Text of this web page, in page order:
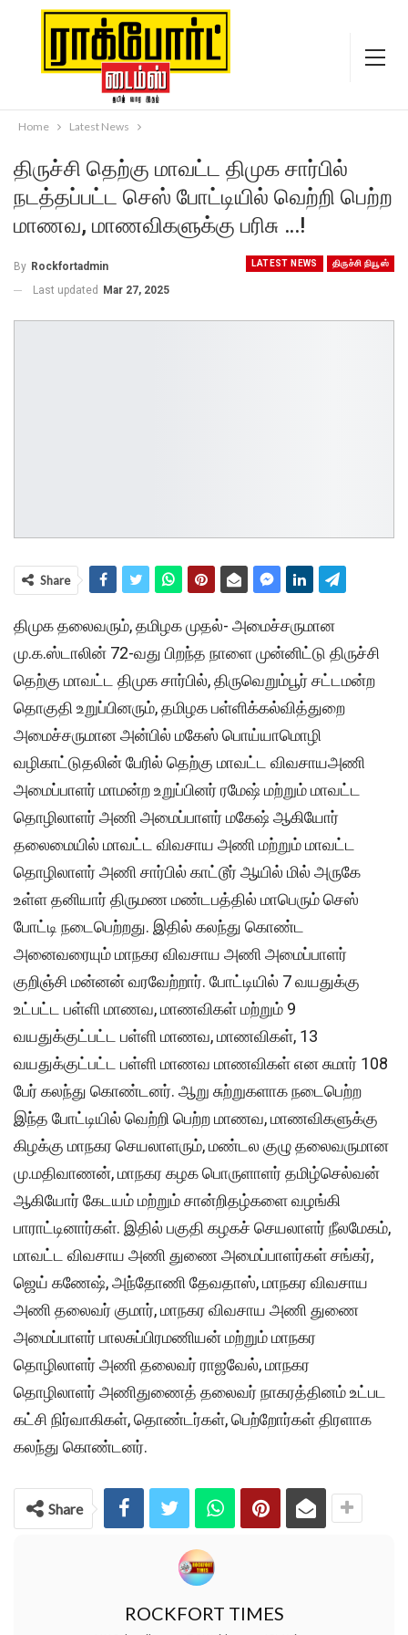
Home Latest News
திருச்சி தெற்கு மாவட்ட திமுக சார்பில்
நடத்தப்பட்ட செஸ் போட்டியில் வெற்றி பெற்ற
மாணவ, மாணவிகளுக்கு பரிசு …!
LATEST NEWS திருச்சி நியூஸ்
By Rockfortadmin
Last updated Mar 27, 2025
Share
திமுக தலைவரும், தமிழக முதல்- அமைச்சருமான
மு.க.ஸ்டாலின் 72-வது பிறந்த நாளை முன்னிட்டு திருச்சி
தெற்கு மாவட்ட திமுக சார்பில், திருவெறும்பூர் சட்டமன்ற
தொகுதி உறுப்பினரும், தமிழக பள்ளிக்கல்வித்துறை
அமைச்சருமான அன்பில் மகேஸ் பொய்யாமொழி
வழிகாட்டுதலின் பேரில் தெற்கு மாவட்ட விவசாயஅணி
அமைப்பாளர் மாமன்ற உறுப்பினர் ரமேஷ் மற்றும் மாவட்ட
தொழிலாளர் அணி அமைப்பாளர் மகேஷ் ஆகியோர்
தலைமையில் மாவட்ட விவசாய அணி மற்றும் மாவட்ட
தொழிலாளர் அணி சார்பில் காட்டூர் ஆயில் மில் அருகே
உள்ள தனியார் திருமண மண்டபத்தில் மாபெரும் செஸ்
போட்டி நடைபெற்றது. இதில் கலந்து கொண்ட
அனைவரையும் மாநகர விவசாய அணி அமைப்பாளர்
குறிஞ்சி மன்னன் வரவேற்றார். போட்டியில் 7 வயதுக்கு
உட்பட்ட பள்ளி மாணவ, மாணவிகள் மற்றும் 9
வயதுக்குட்பட்ட பள்ளி மாணவ, மாணவிகள், 13
வயதுக்குட்பட்ட பள்ளி மாணவ மாணவிகள் என சுமார் 108
பேர் கலந்து கொண்டனர். ஆறு சுற்றுகளாக நடைபெற்ற
இந்த போட்டியில் வெற்றி பெற்ற மாணவ, மாணவிகளுக்கு
கிழக்கு மாநகர செயலாளரும், மண்டல குழு தலைவருமான
மு.மதிவாணன், மாநகர கழக பொருளாளர் தமிழ்செல்வன்
ஆகியோர் கேடயம் மற்றும் சான்றிதழ்களை வழங்கி
பாராட்டினார்கள். இதில் பகுதி கழகச் செயலாளர் நீலமேகம்,
மாவட்ட விவசாய அணி துணை அமைப்பாளர்கள் சங்கர்,
ஜெய் கணேஷ், அந்தோணி தேவதாஸ், மாநகர விவசாய
அணி தலைவர் குமார், மாநகர விவசாய அணி துணை
அமைப்பாளர் பாலசுப்பிரமணியன் மற்றும் மாநகர
தொழிலாளர் அணி தலைவர் ராஜவேல், மாநகர
தொழிலாளர் அணிதுணைத் தலைவர் நாகரத்தினம் உட்பட
கட்சி நிர்வாகிகள், தொண்டர்கள், பெற்றோர்கள் திரளாக
கலந்து கொண்டனர்‌.
Share
ROCKFORT TIMES